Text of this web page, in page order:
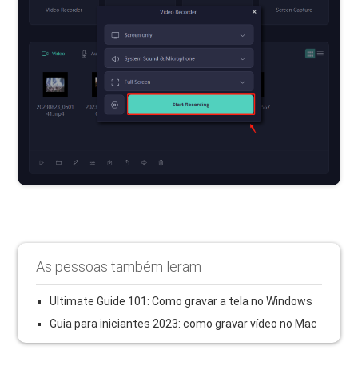
As pessoas também leram
Ultimate Guide 101: Como gravar a tela no Windows
Guia para iniciantes 2023: como gravar vídeo no Mac